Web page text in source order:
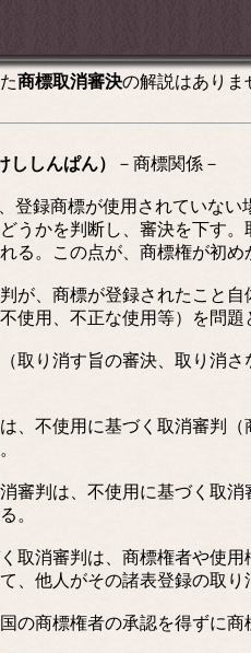
商標取消審決の解説はありま
ししんぱん） －商標関係－
登録商標が使用されていない
うかを判断し、審決を下す
る。この点が、商標権が初
が、商標が登録されたこと自
使用、不正な使用等）を問題
取り消す旨の審決、取り消さ
、不使用に基づく取消審判（
審判は、不使用に基づく取消
。
取消審判は、商標権者や使用
、他人がその諸表登録の取り
の商標権者の承認を得ずに商